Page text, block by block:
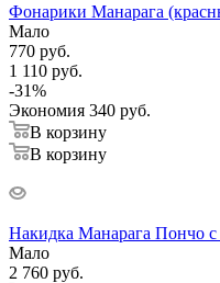
Фонарики Манарага
Мало
770 руб.
1 110 руб.
-31%
Экономия 340 руб.
В корзину
В корзину
Накидка Манарага Пончо
Мало
2 760 руб.